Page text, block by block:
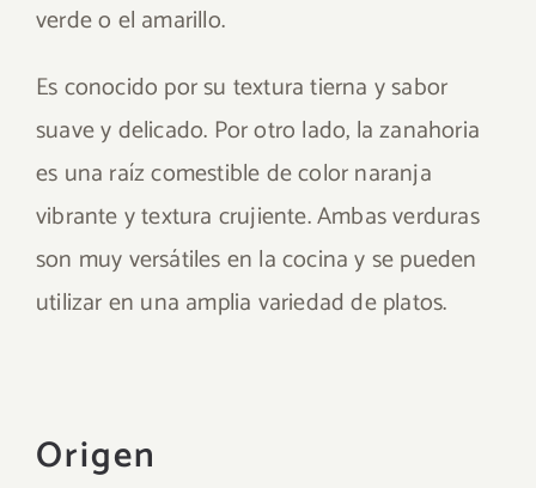
verde o el amarillo.
Es conocido por su textura tierna y sabor
suave y delicado. Por otro lado, la zanahoria
es una raíz comestible de color naranja
vibrante y textura crujiente. Ambas verduras
son muy versátiles en la cocina y se pueden
utilizar en una amplia variedad de platos.
Origen